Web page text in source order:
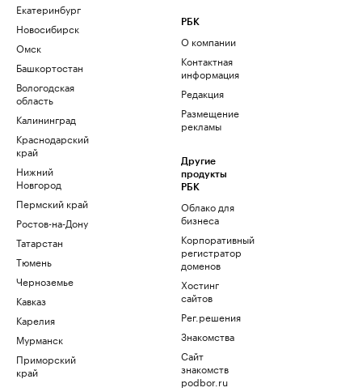
Екатеринбург
Новосибирск
Омск
Башкортостан
Вологодская
область
Калининград
Краснодарский
край
Нижний
Новгород
Пермский край
Ростов-на-Дону
Татарстан
Тюмень
Черноземье
Кавказ
Карелия
Мурманск
Приморский
край
РБК
О компании
Контактная
информация
Редакция
Размещение
рекламы
Другие
продукты
РБК
Облако для
бизнеса
Корпоративный
регистратор
доменов
Хостинг
сайтов
Рег.решения
Знакомства
Сайт
знакомств
podbor.ru